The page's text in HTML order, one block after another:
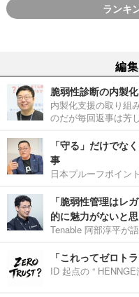
ランキ
編
脆弱性診断の内製
内製化支援の取り組
のだが毎回返事は芳
「守る」だけでな
事
日本プルーフポイン
「脆弱性管理はレ
的に魅力がないと
Tenable 阿部淳平が
「これってゼロト
ID 起点の “